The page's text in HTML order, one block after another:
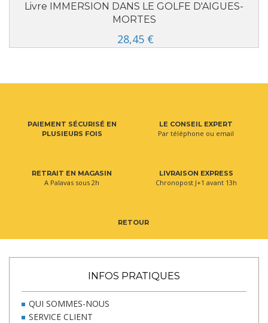
Livre IMMERSION DANS LE GOLFE D'AIGUES-
MORTES
28,45 €
PAIEMENT SÉCURISÉ EN
PLUSIEURS FOIS
LE CONSEIL EXPERT
Par téléphone ou email
RETRAIT EN MAGASIN
A Palavas sous 2h
LIVRAISON EXPRESS
Chronopost J+1 avant 13h
RETOUR
INFOS PRATIQUES
QUI SOMMES-NOUS
SERVICE CLIENT